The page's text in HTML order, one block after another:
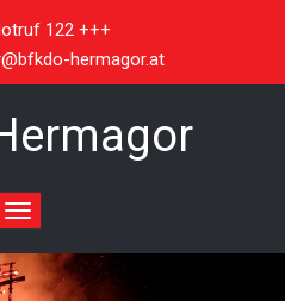
122 +++
hermagor.at
Toggle
navigation